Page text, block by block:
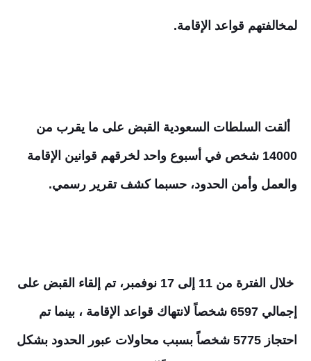
لمخالفتهم قواعد الإقامة.
ألقت السلطات السعودية القبض على ما يقرب من
14000 شخص في أسبوع واحد لخرقهم قوانين الإقامة
والعمل وأمن الحدود، حسبما كشف تقرير رسمي.
خلال الفترة من 11 إلى 17 نوفمبر، تم إلقاء القبض على
إجمالي 6597 شخصاً لانتهاك قواعد الإقامة ، بينما تم
احتجاز 5775 شخصاً بسبب محاولات عبور الحدود بشكل